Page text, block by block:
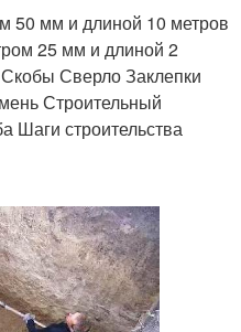
50 мм и длиной 10 метров
25 мм и длиной 2
Сверло Заклепки
Строительный
Шаги строительства